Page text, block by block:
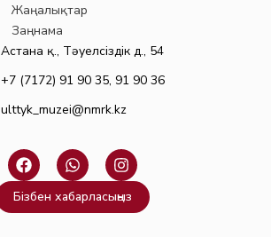
Жаңалықтар
Заңнама
Астана қ., Тәуелсіздік д., 54
+7 (7172) 91 90 35, 91 90 36
ulttyk_muzei@nmrk.kz
F
a
c
e
W
h
a
t
I
n
t
Бізбен хабарласыңыз